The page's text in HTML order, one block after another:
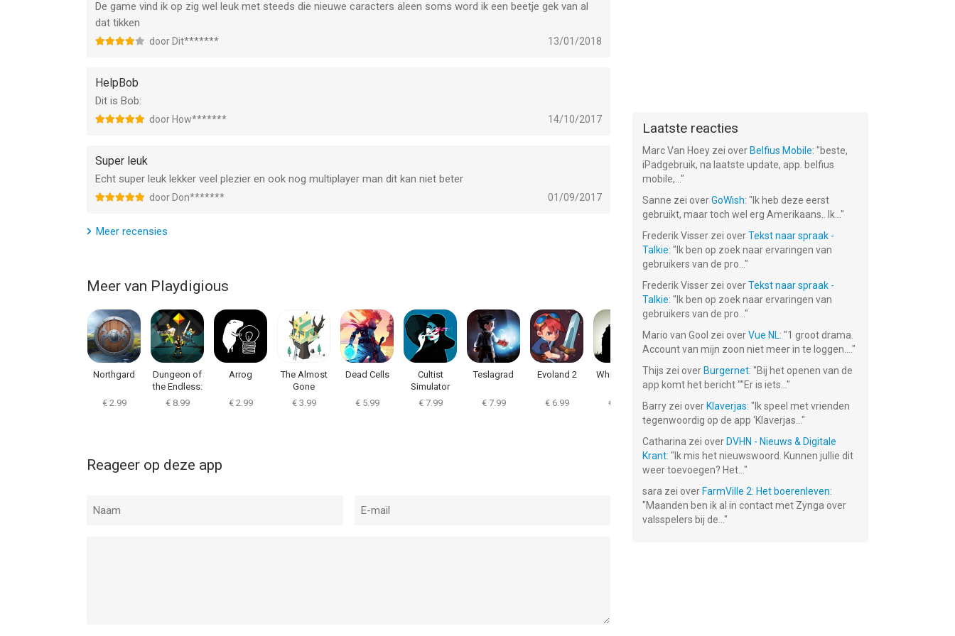
If you experience any problem with Chicken Jump, please contact our customer support team at
playdigious@gmail.com. Don't forget to specify which device and operating system you are using.
Chicken Jump - Crazy Traffic van Playdigious is een app voor iPhone, iPad en iPod touch met iOS versie 8.0 of
hoger, geschikt bevonden voor gebruikers met leeftijden vanaf
De game vind ik op zig wel leuk met steeds die nieuwe caracters aleen soms word ik een beetje gek van al
dat tikken
door Dit******* 13/01/2018
HelpBob
Dit is Bob:
door How******* 14/10/2017
Super leuk
Echt super leuk lekker veel plezier en ook nog multiplayer man dit kan niet beter
door Don******* 01/09/2017
Meer recensies
Meer van Playdigious
Northgard
€ 2.99
Dungeon of
the Endless:
Apogee
€ 8.99
Arrog
€ 2.99
The Almost
Gone
€ 3.99
Dead Cells
€ 5.99
Cultist
Simulator
€ 7.99
Teslagrad
€ 7.99
Evoland 2
€ 6.99
White Night
€ 5.99
Mechanic
Escape
€ 2.99
Evoland
€ 0.99
Reageer op deze app
Laatste reacties
Marc Van Hoey zei over Belfius Mobile: "beste,
iPadgebruik, na laatste update, app. belfius
mobile,... "
Sanne zei overGoWish: " Ik heb deze eerst
gebruikt, maar toch wel erg Amerikaans.. Ik... "
Frederik Visser zei overTekst naar spraak -
Talkie: " Ik ben op zoek naar ervaringen van
gebruikers van de pro... "
Frederik Visser zei overTekst naar spraak -
Talkie: " Ik ben op zoek naar ervaringen van
gebruikers van de pro... "
Mario van Gool zei overVue NL: "1 groot drama.
Account van mijn zoon niet meer in te loggen.... "
Thijs zei over Burgernet: "Bij het openen van de
app komt het bericht ""Er is iets... "
Barry zei over Klaverjas: " Ik speel met vrienden
tegenwoordig op de app ‘Klaverjas... "
Catharina zei over DVHN - Nieuws & Digitale
Krant: " Ik mis het nieuwswoord. Kunnen jullie dit
weer toevoegen? Het... "
sara zei over FarmVille 2: Het boerenleven:
"Maanden ben ik al in contact met Zynga over
valsspelers bij de... "